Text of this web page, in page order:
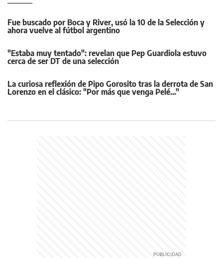
Fue buscado por Boca y River, usó la 10 de la Selección y
ahora vuelve al fútbol argentino
"Estaba muy tentado": revelan que Pep Guardiola estuvo
cerca de ser DT de una selección
La curiosa reflexión de Pipo Gorosito tras la derrota de San
Lorenzo en el clásico: "Por más que venga Pelé..."